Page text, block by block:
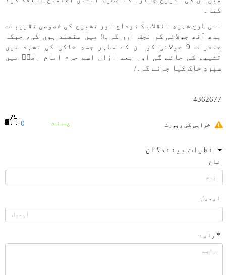
گیا۔
اسی طرح شہیدِ انقلاب کے وداع اور تشییع کی خصوصی تقریبات
بدھ آٹھ جولائی کو نجف اور کربلا میں منعقد ہوں گی، جبکہ
جمعرات 9 جولائی کو ان کے مطہر جسدِ خاکی کی مشہد میں
تشییع کی جائے گی اور بعد ازاں اسے حرم امام رضاؑ میں
سپردِ خاک کیا جائے گا۔/
4362677
0 پسند خرابی کی رپورٹ
نظرات بینندگان
نام
ایمیل
* رایے